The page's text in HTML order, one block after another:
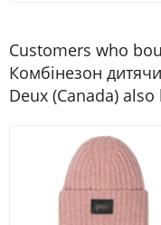
Customers who
Комбінезон
Deux (Canada)